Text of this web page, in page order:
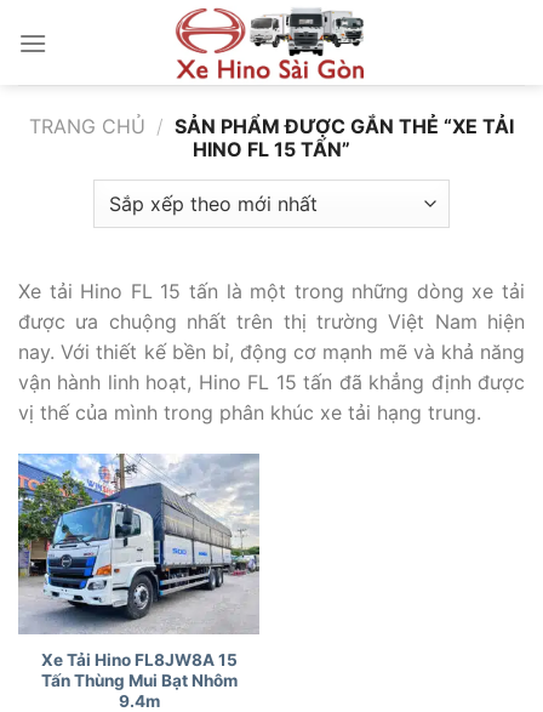
qua
TRANG CHỦ / SẢN PHẨM ĐƯỢC GẮN THẺ “XE TẢI
HINO FL 15 TẤN”
Xe tải Hino FL 15 tấn là một trong những dòng xe tải
được ưa chuộng nhất trên thị trường Việt Nam hiện
nay. Với thiết kế bền bỉ, động cơ mạnh mẽ và khả năng
vận hành linh hoạt, Hino FL 15 tấn đã khẳng định được
vị thế của mình trong phân khúc xe tải hạng trung.
Xe Tải Hino FL8JW8A 15
Tấn Thùng Mui Bạt Nhôm
9.4m